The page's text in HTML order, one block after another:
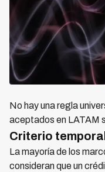
No hay una regla
aceptados en LATAM
Criterio temporal
La mayoría de los
consideran que un